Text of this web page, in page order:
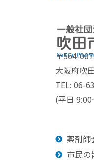
〒564-
大阪府吹
TEL: 06-
(平日 9:00
薬剤師
市民の